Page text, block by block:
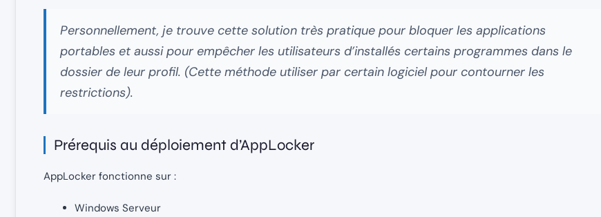
Personnellement, je trouve cette solution très pratique pour bloquer les applications
portables et aussi pour empêcher les utilisateurs d’installés certains programmes dans le
dossier de leur profil. (Cette méthode utiliser par certain logiciel pour contourner les
restrictions).
Prérequis au déploiement d’AppLocker
AppLocker fonctionne sur :
Windows Serveur